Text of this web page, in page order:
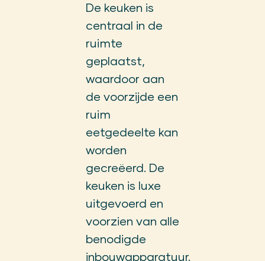
De keuken is
centraal in de
ruimte
geplaatst,
waardoor aan
de voorzijde een
ruim
eetgedeelte kan
worden
gecreëerd. De
keuken is luxe
uitgevoerd en
voorzien van alle
benodigde
inbouwapparatuur.